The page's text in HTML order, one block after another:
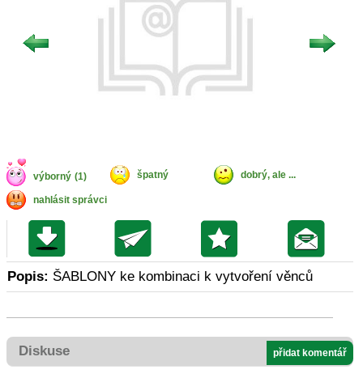
výborný (1) špatný dobrý, ale ...
nahlásit správci
Popis: ŠABLONY ke kombinaci k vytvoření věnců
Diskuse přidat komentář